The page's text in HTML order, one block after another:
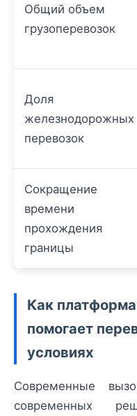
Общий объем
грузоперевозок
Доля
железнодорожных
перевозок
Сокращение
времени
прохождения
границы
Как
помогает
условиях
Современные
современных